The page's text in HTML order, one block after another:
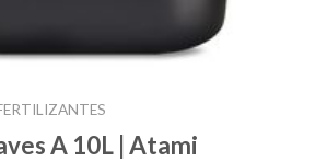
A 10L | Atami